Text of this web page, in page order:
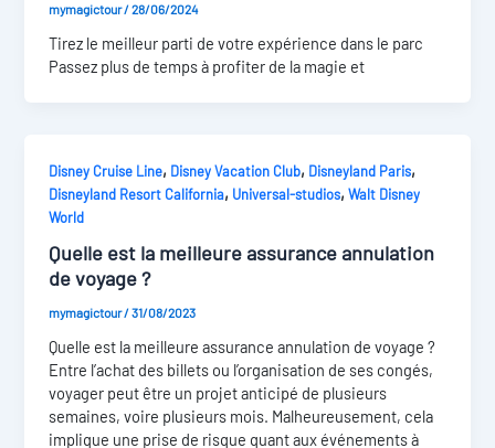
mymagictour/28/06/2024
Tirez le meilleur parti de votre expérience dans le parc
Passez plus de temps à profiter de la magie et
Disney Cruise Line, Disney Vacation Club, Disneyland Paris,
Disneyland Resort California, Universal-studios,Walt Disney
World
Quelle est la meilleure assurance annulation
de voyage ?
mymagictour/31/08/2023
Quelle est la meilleure assurance annulation de voyage ?
Entre l’achat des billets ou l’organisation de ses congés,
voyager peut être un projet anticipé de plusieurs
semaines, voire plusieurs mois. Malheureusement, cela
implique une prise de risque quant aux événements à